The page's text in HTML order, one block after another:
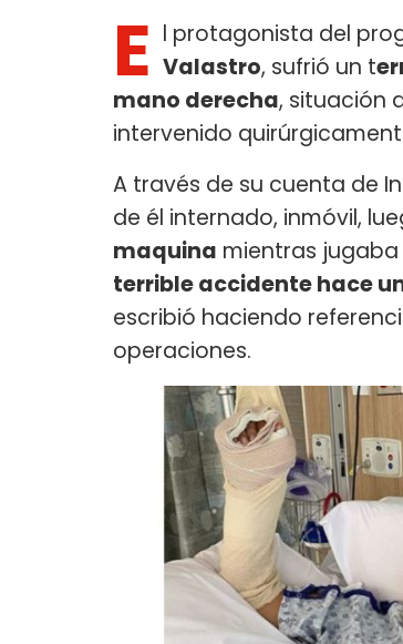
E l protagonista del
Valastro, sufrió un t
mano derecha, situación
intervenido
A través de su cuenta de
de él internado, inmóvil,
maquina mientras jugaba
terrible accidente hace
escribió haciendo
operaciones.